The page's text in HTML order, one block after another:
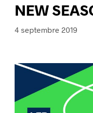
NEW
4 septembre 2019